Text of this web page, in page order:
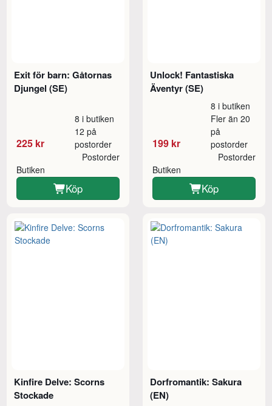
Exit för barn: Gåtornas
Djungel (SE)
225 kr
8 i butiken
12 på
postorder
Butiken
Postorder
Köp
Unlock! Fantastiska
Äventyr (SE)
199 kr
8 i butiken
Fler än 20
på
postorder
Butiken
Postorder
Köp
Kinfire Delve: Scorns
Stockade
Dorfromantik: Sakura
(EN)